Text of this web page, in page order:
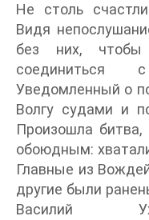
Не столь
Видя
без них, чтобы
соединиться
Уведомленный о
Волгу судами и
Произошла
обоюдным:
Главные из
другие были
Василий